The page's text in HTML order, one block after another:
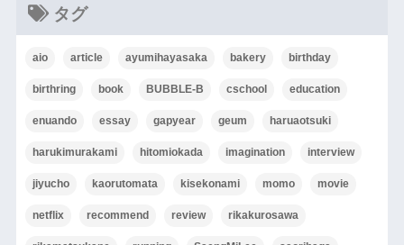
タグ
aio article ayumihayasaka bakery birthday
birthring book BUBBLE-B cschool education
enuando essay gapyear geum haruaotsuki
harukimurakami hitomiokada imagination interview
jiyucho kaorutomata kisekonami momo movie
netflix recommend review rikakurosawa